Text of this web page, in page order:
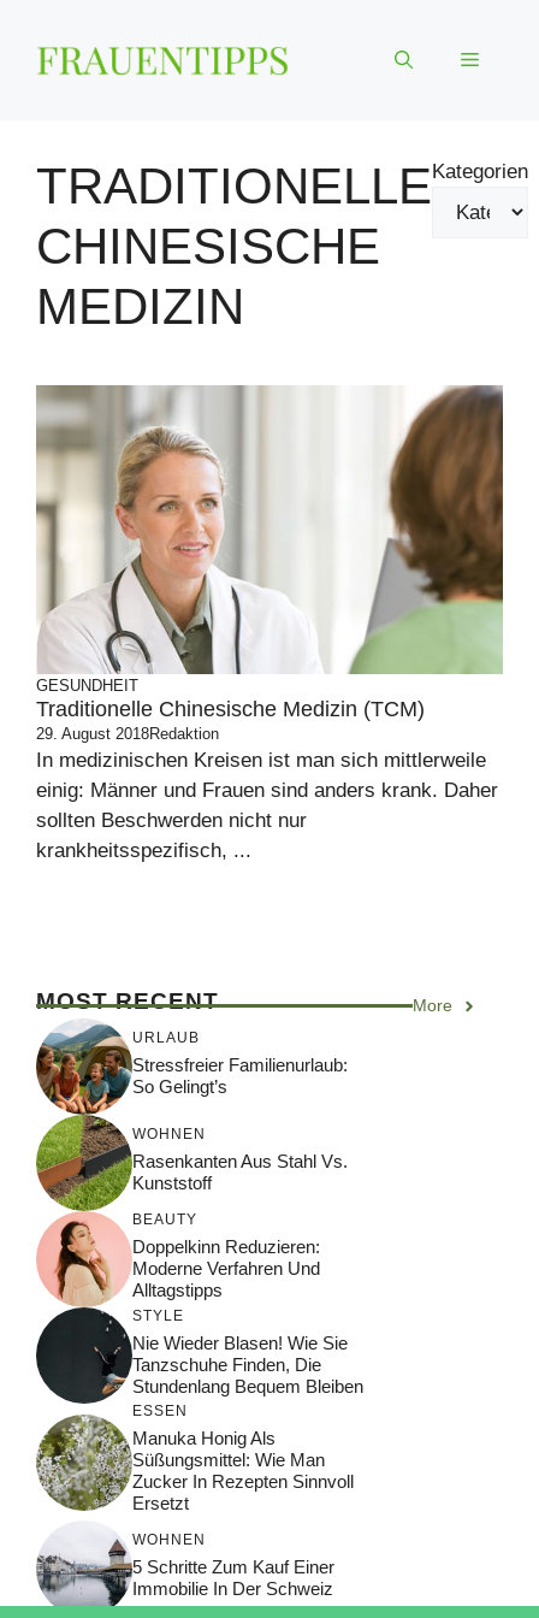
Inhalt
springen
Menü
TRADITIONELLE
CHINESISCHE
MEDIZIN
Kategorien
GESUNDHEIT
Traditionelle Chinesische Medizin (TCM)
29. August 2018Redaktion
In medizinischen Kreisen ist man sich mittlerweile
einig: Männer und Frauen sind anders krank. Daher
sollten Beschwerden nicht nur
krankheitsspezifisch, ...
MOST RECENT More
URLAUB
Stressfreier Familienurlaub:
So Gelingt’s
WOHNEN
Rasenkanten Aus Stahl Vs.
Kunststoff
BEAUTY
Doppelkinn Reduzieren:
Moderne Verfahren Und
Alltagstipps
STYLE
Nie Wieder Blasen! Wie Sie
Tanzschuhe Finden, Die
Stundenlang Bequem Bleiben
ESSEN
Manuka Honig Als
Süßungsmittel: Wie Man
Zucker In Rezepten Sinnvoll
Ersetzt
WOHNEN
5 Schritte Zum Kauf Einer
Immobilie In Der Schweiz